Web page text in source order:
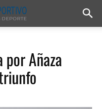
por Añaza